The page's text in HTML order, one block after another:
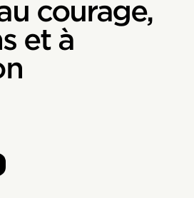
courage,
et à